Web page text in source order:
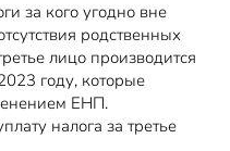
за кого угодно вне
родственных
лицо производится
году, которые
ЕНП.
налога за третье